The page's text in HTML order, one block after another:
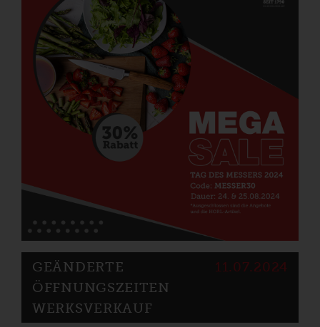
11.07.2024
GEÄNDERTE
ÖFFNUNGSZEITEN
WERKSVERKAUF